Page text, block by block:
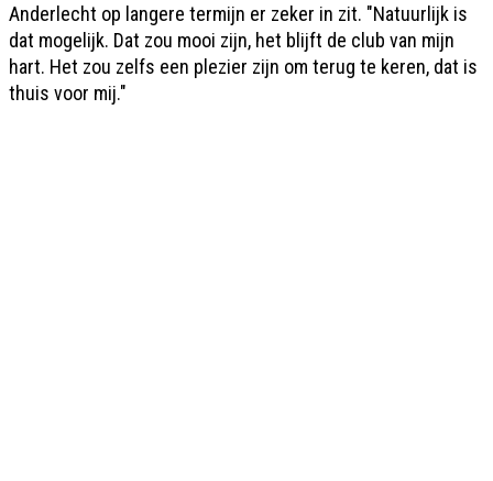
Anderlecht op langere termijn er zeker in zit. "Natuurlijk is
dat mogelijk. Dat zou mooi zijn, het blijft de club van mijn
hart. Het zou zelfs een plezier zijn om terug te keren, dat is
thuis voor mij."